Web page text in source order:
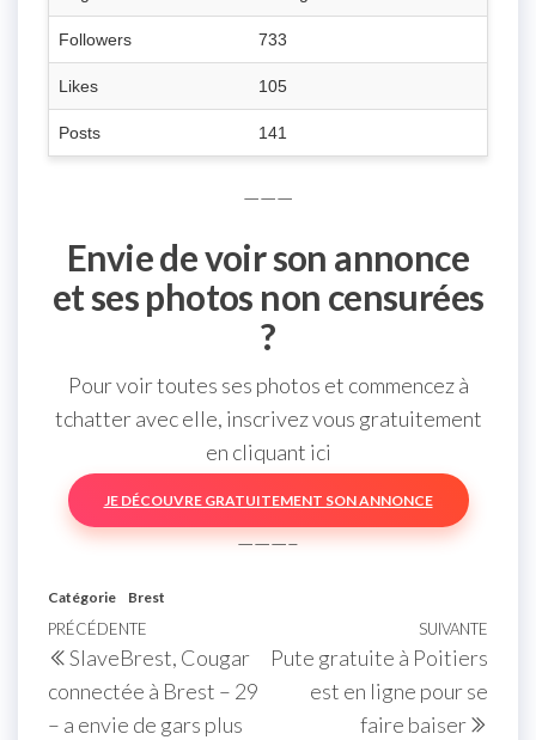
Followers 733
Likes 105
Posts 141
———
Envie de voir son annonce
et ses photos non censurées
?
Pour voir toutes ses photos et commencez à
tchatter avec elle, inscrivez vous gratuitement
en cliquant ici
JE DÉCOUVRE GRATUITEMENT SON ANNONCE
———–
Catégorie Brest
Navigation
de
l’article
Article
précédent
PRÉCÉDENTE
SlaveBrest, Cougar
connectée à Brest – 29
– a envie de gars plus
SUIVANTE
Pute gratuite à Poitiers
est en ligne pour se
faire baiser